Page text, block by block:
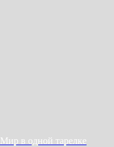
Мир в одной тарелке